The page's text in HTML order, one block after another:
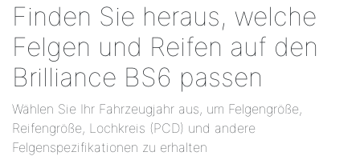
Finden Sie heraus, welche
Felgen und Reifen auf den
Brilliance BS6 passen
Wählen Sie Ihr Fahrzeugjahr aus, um Felgengröße,
Reifengröße, Lochkreis (PCD) und andere
Felgenspezifikationen zu erhalten